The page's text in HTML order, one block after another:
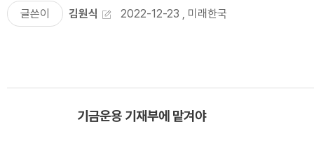
글쓴이 김원식 2022-12-23 , 미래한국
기금운용 기재부에 맡겨야